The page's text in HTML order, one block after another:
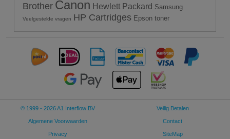
Brother Canon Hewlett Packard Samsung
Veelgestelde vragen HP Cartridges Epson toner
© 1999 - 2026 A1 Interflow BV
Algemene Voorwaarden
Privacy
Veilig Betalen
Contact
SiteMap